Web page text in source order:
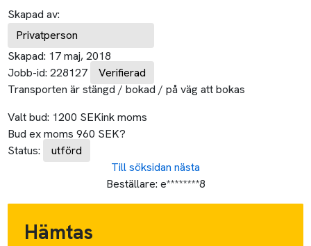
Skapad av:
Privatperson
Skapad: 17 maj, 2018
Jobb-id: 228127
Verifierad
Transporten är stängd / bokad / på väg att bokas
Valt bud: 1200 SEKink moms
Bud ex moms960 SEK?
Status:
utförd
Till söksidan nästa
Beställare: e********8
Hämtas